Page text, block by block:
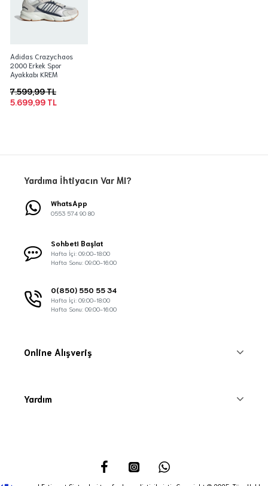
Adidas Crazychaos
2000 Erkek Spor
Ayakkabı KREM
5.699,99 TL
7.599,99 TL
Yardıma İhtiyacın Var MI?
WhatsApp
0553 574 90 80
Sohbeti Başlat
Hafta İçi: 09:00-18:00
Hafta Sonu: 09:00-16:00
0(850) 550 55 34
Hafta İçi: 09:00-18:00
Hafta Sonu: 09:00-16:00
Online Alışveriş
Yardım